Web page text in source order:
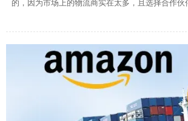
的，因为市场上的物流商实在太多，且选择合作伙